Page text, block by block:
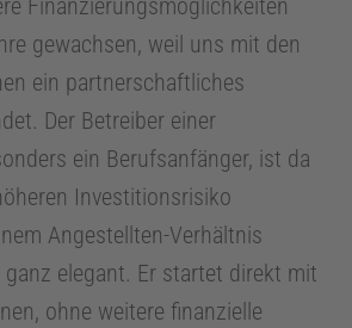
Finanzierungsmöglichkeiten
gewachsen, weil uns mit den
ein partnerschaftliches
Der Betreiber einer
ein Berufsanfänger, ist da
Investitionsrisiko
Angestellten-Verhältnis
elegant. Er startet direkt mit
ohne weitere finanzielle